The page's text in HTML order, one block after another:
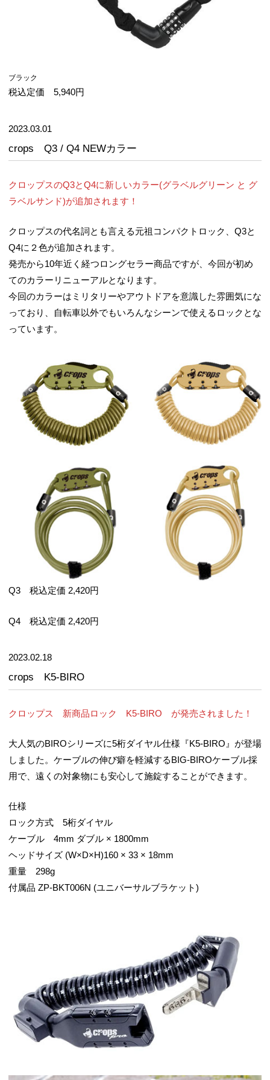
ブラック
税込定価 5,940円
2023.03.01
crops Q3 / Q4 NEWカラー
クロップスのQ3とQ4に新しいカラー(グラベルグリーン と グ
ラベルサンド)が追加されます！
クロップスの代名詞とも言える元祖コンパクトロック、Q3と
Q4に２色が追加されます。
発売から10年近く経つロングセラー商品ですが、今回が初め
てのカラーリニューアルとなります。
今回のカラーはミリタリーやアウトドアを意識した雰囲気にな
っており、自転車以外でもいろんなシーンで使えるロックとな
っています。
Q3 税込定価 2,420円
Q4 税込定価 2,420円
2023.02.18
crops K5-BIRO
クロップス 新商品ロック K5-BIRO が発売されました！
大人気のBIROシリーズに5桁ダイヤル仕様『K5-BIRO』が登場
しました。ケーブルの伸び癖を軽減するBIG-BIROケーブル採
用で、遠くの対象物にも安心して施錠することができます。
仕様
ロック方式 5桁ダイヤル
ケーブル 4mm ダブル × 1800mm
ヘッドサイズ (W×D×H)160 × 33 × 18mm
重量 298g
付属品 ZP-BKT006N (ユニバーサルブラケット)